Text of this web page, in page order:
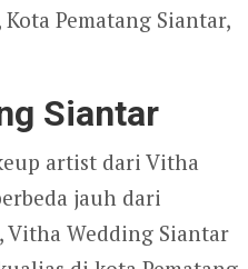
Pematang Siantar,
Siantar
artist dari Vitha
jauh dari
Wedding Siantar